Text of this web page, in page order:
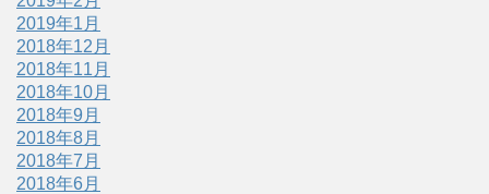
2019年1月
2018年12月
2018年11月
2018年10月
2018年9月
2018年8月
2018年7月
2018年6月